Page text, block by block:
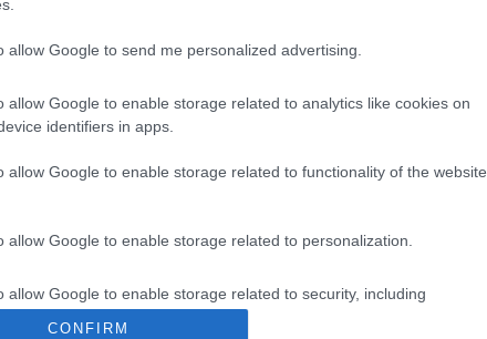
allow Google to send me personalized advertising.
allow Google to enable storage related to analytics like cookies on
identifiers in apps.
allow Google to enable storage related to functionality of the website
allow Google to enable storage related to personalization.
allow Google to enable storage related to security, including
functionality and fraud prevention, and other user protection.
CONFIRM
¿Quiénes suplirán a Silva & cía?
se perderán la jornada 33 de LaLiga al estar
de sus equipos?
a Joao Félix. Así lo confirmó el atacante
vez el club hiciera oficial que sufre una lesión